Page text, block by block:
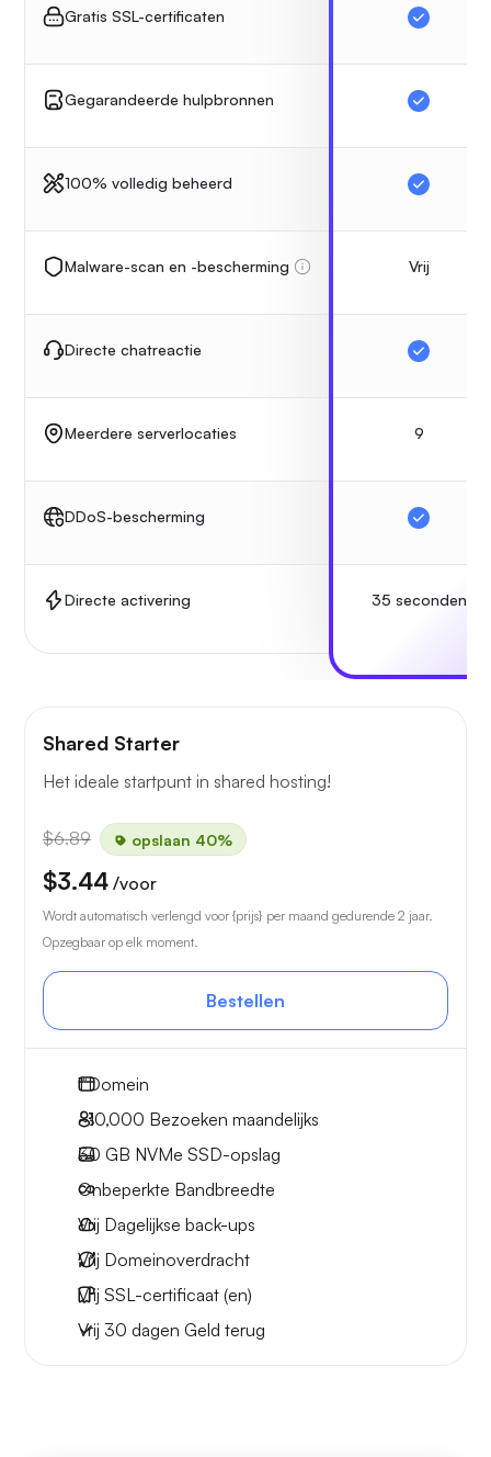
Gratis SSL-certificaten
Gegarandeerde hulpbronnen
100% volledig beheerd
Malware-scan en -bescherming
Directe chatreactie
Meerdere serverlocaties
DDoS-bescherming
Directe activering
Vrij
9
35 seconden
Shared Starter
Het ideale startpunt in shared hosting!
$6.89 opslaan 40%
$3.44 /voor
Wordt automatisch verlengd voor {prijs} per maand gedurende 2 jaar.
Opzegbaar op elk moment.
Bestellen
1Domein
~10,000 Bezoeken maandelijks
30 GB NVMe SSD-opslag
Onbeperkte Bandbreedte
Vrij Dagelijkse back-ups
Vrij Domeinoverdracht
Vrij SSL-certificaat (en)
Vrij 30 dagen Geld terug